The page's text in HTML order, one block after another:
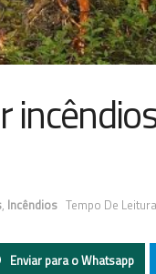
, Incêndios Tempo De
Enviar para o Whatsapp